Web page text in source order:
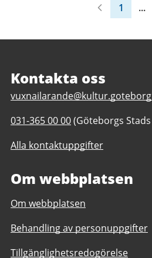
1 ...
Kontakta oss
E
p
s
t
l
l
V
u
T
l
f
n
u
m
031-365 00 00(Göteborgs
Alla kontaktuppgifter
Om webbplatsen
Om webbplatsen
Behandling av personuppgifter
Tillgänglighetsredogörelse